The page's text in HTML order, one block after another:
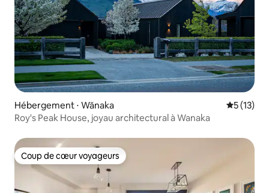
Hébergement ⋅ Wānaka
5 (13)
Roy's Peak House, joyau architectural à Wanaka
Coup de cœur voyageurs
Coup de cœur voyageurs